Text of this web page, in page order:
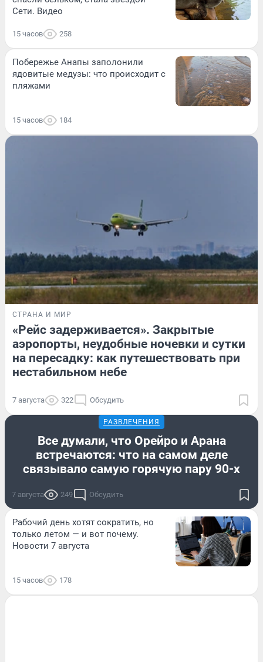
Сети. Видео
15 часов 258
Побережье Анапы заполонили
ядовитые медузы: что происходит с
пляжами
15 часов 184
СТРАНА И МИР
«Рейс задерживается». Закрытые
аэропорты, неудобные ночевки и сутки
на пересадку: как путешествовать при
нестабильном небе
7 августа 322 Обсудить
РАЗВЛЕЧЕНИЯ
Все думали, что Орейро и Арана
встречаются: что на самом деле
связывало самую горячую пару 90-х
7 августа 249 Обсудить
Рабочий день хотят сократить, но
только летом — и вот почему.
Новости 7 августа
15 часов 178